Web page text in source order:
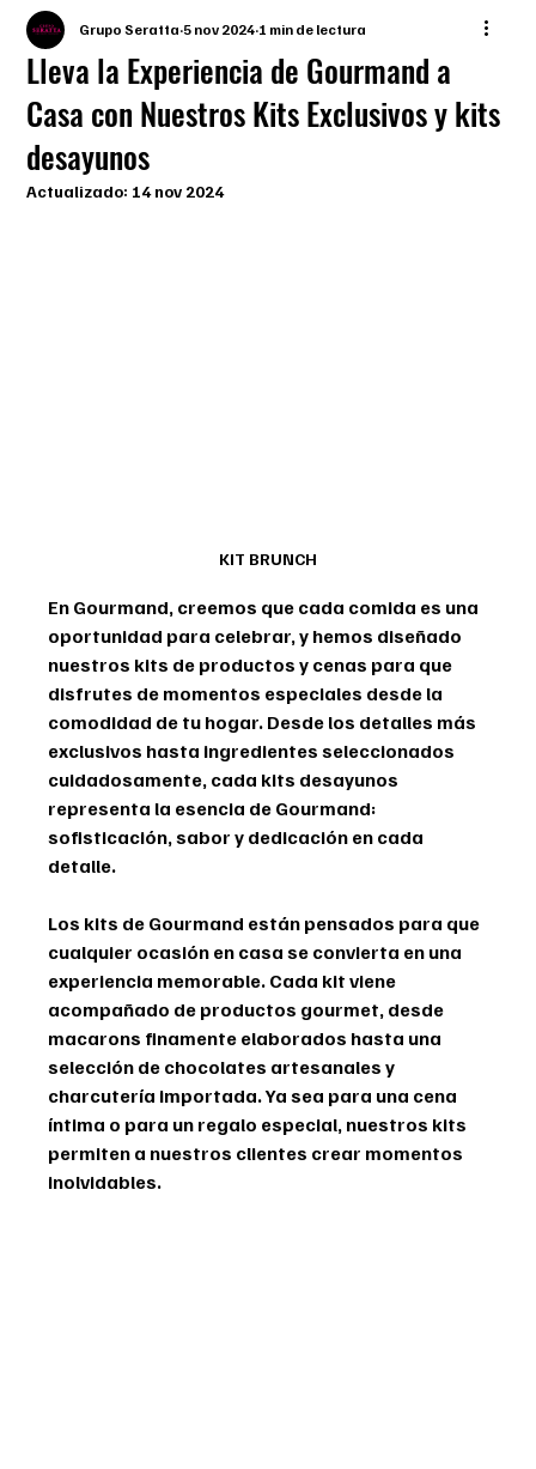
Lleva la Experiencia de Gourmand a
Casa con Nuestros Kits Exclusivos y kits
desayunos
Grupo Seratta 5 nov 2024 1 min de lectura
Actualizado: 14 nov 2024
KIT BRUNCH
En Gourmand, creemos que cada comida es una
oportunidad para celebrar, y hemos diseñado
nuestros kits de productos y cenas para que
disfrutes de momentos especiales desde la
comodidad de tu hogar. Desde los detalles más
exclusivos hasta ingredientes seleccionados
cuidadosamente, cada kits desayunos
representa la esencia de Gourmand:
sofisticación, sabor y dedicación en cada
detalle.
Los kits de Gourmand están pensados para que
cualquier ocasión en casa se convierta en una
experiencia memorable. Cada kit viene
acompañado de productos gourmet, desde
macarons finamente elaborados hasta una
selección de chocolates artesanales y
charcutería importada. Ya sea para una cena
íntima o para un regalo especial, nuestros kits
permiten a nuestros clientes crear momentos
inolvidables.